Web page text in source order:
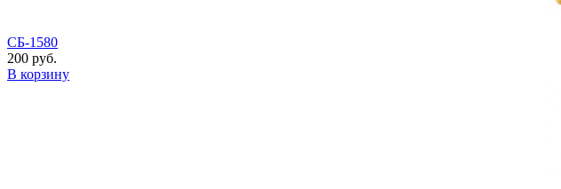
СБ-1580
200 руб.
В корзину